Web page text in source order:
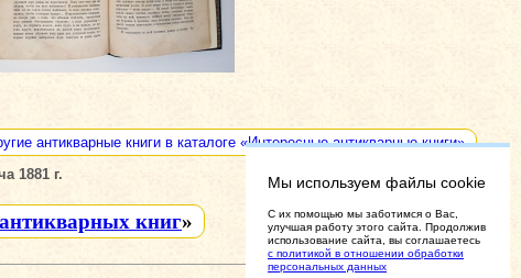
антикварные книги в каталоге «Интересные антикварные книги»
1881 г.
книг»
Мы используем файлы cookie
C их помощью мы заботимся о Вас,
улучшая работу этого сайта. Продолжив
использование сайта, вы соглашаетесь
с политикой в отношении обработки
персональных данных